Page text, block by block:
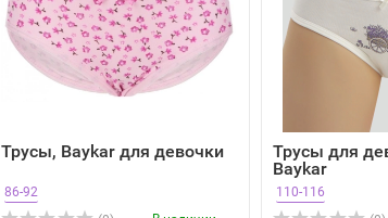
Трусы, Baykar для девочки
86-92
Трусы для
Baykar
110-116